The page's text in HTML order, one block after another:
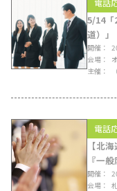
電話
5/14「
道）」
開催
会場
主催
電話
【北
『一
開催
会場